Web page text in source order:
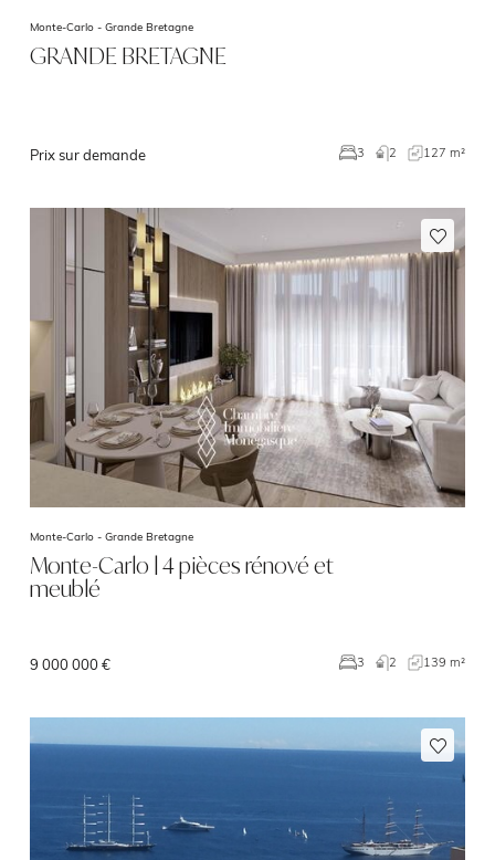
Monte-Carlo - Grande Bretagne
GRANDE BRETAGNE
Prix sur demande 3 2 127 m²
Monte-Carlo - Grande Bretagne
Monte-Carlo | 4 pièces rénové et
meublé
9 000 000 € 3 2 139 m²